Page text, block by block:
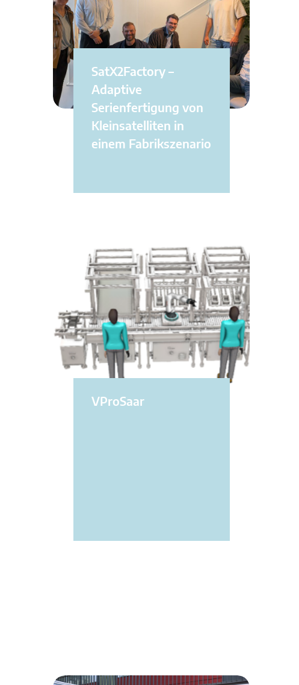
SatX2Factory –
Adaptive
Serienfertigung von
Kleinsatelliten in
einem Fabrikszenario
VProSaar